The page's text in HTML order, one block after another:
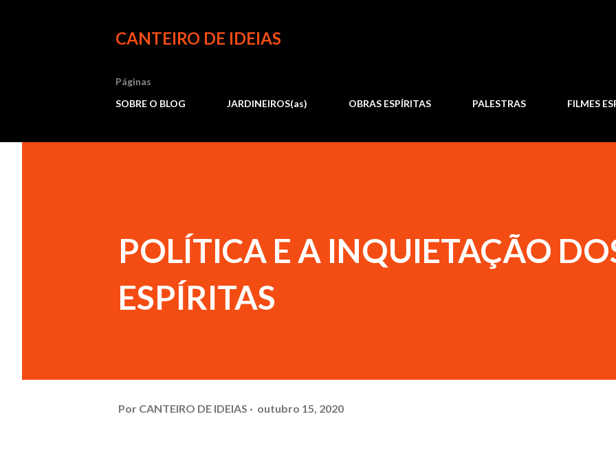
CANTEIRO DE IDEIAS
Páginas
SOBRE O BLOG
JARDINEIROS(as) OBRAS ESPÍRITAS PALESTRAS FILMES
POLÍTICA E A INQUIETAÇÃO
ESPÍRITAS
Por CANTEIRO DE IDEIAS outubro 15, 2020